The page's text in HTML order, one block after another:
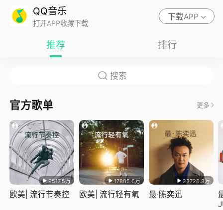
QQ音乐
打开APP收藏下载
下载APP
推荐 排行
官方歌单 更多
9517.5万
欧美| 流行节奏控
17805.6万
欧美| 流行轻有氧
23726.8万
最·陈奕迅